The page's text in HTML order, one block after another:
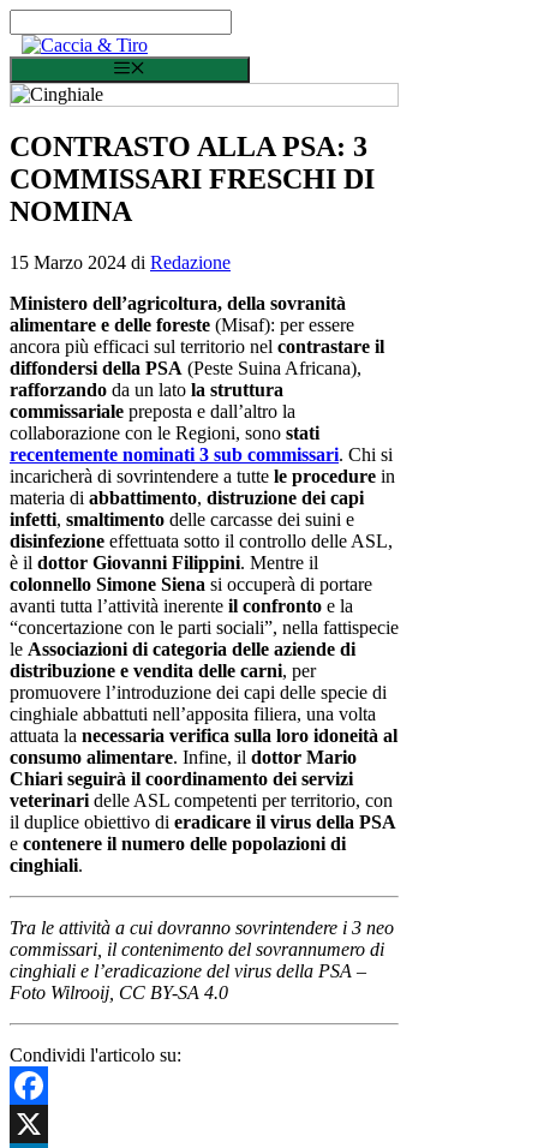
CONTRASTO ALLA PSA: 3
COMMISSARI FRESCHI DI
NOMINA
15 Marzo 2024 di Redazione
Ministero dell’agricoltura, della sovranità
alimentare e delle foreste (Misaf): per essere
ancora più efficaci sul territorio nel contrastare il
diffondersi della PSA (Peste Suina Africana),
rafforzando da un lato la struttura
commissariale preposta e dall’altro la
collaborazione con le Regioni, sono stati
recentemente nominati 3 sub commissari. Chi si
incaricherà di sovrintendere a tutte le procedure in
materia di abbattimento, distruzione dei capi
infetti, smaltimento delle carcasse dei suini e
disinfezione effettuata sotto il controllo delle ASL,
è il dottor Giovanni Filippini. Mentre il
colonnello Simone Siena si occuperà di portare
avanti tutta l’attività inerente il confronto e la
“concertazione con le parti sociali”, nella fattispecie
le Associazioni di categoria delle aziende di
distribuzione e vendita delle carni, per
promuovere l’introduzione dei capi delle specie di
cinghiale abbattuti nell’apposita filiera, una volta
attuata la necessaria verifica sulla loro idoneità al
consumo alimentare. Infine, il dottor Mario
Chiari seguirà il coordinamento dei servizi
veterinari delle ASL competenti per territorio, con
il duplice obiettivo di eradicare il virus della PSA
e contenere il numero delle popolazioni di
cinghiali.
Tra le attività a cui dovranno sovrintendere i 3 neo
commissari, il contenimento del sovrannumero di
cinghiali e l’eradicazione del virus della PSA –
Foto Wilrooij, CC BY-SA 4.0
Condividi l'articolo su:
Facebook